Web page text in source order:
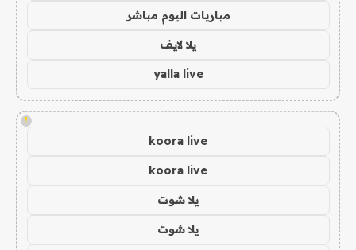
مباريات اليوم مباشر
يلا لايف
yalla live
!
koora live
koora live
يلا شوت
يلا شوت